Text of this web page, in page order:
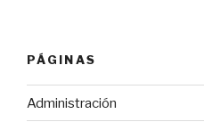
PÁGINAS
Administración